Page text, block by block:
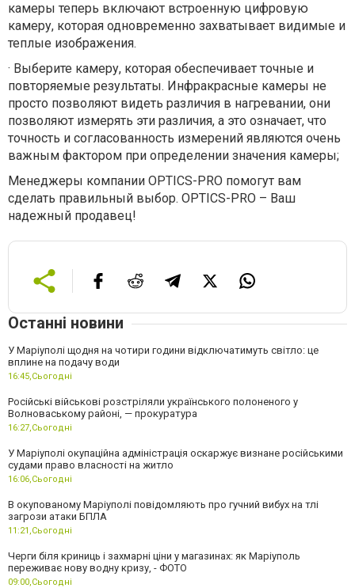
камеры теперь включают встроенную цифровую
камеру, которая одновременно захватывает видимые и
теплые изображения.
· Выберите камеру, которая обеспечивает точные и
повторяемые результаты. Инфракрасные камеры не
просто позволяют видеть различия в нагревании, они
позволяют измерять эти различия, а это означает, что
точность и согласованность измерений являются очень
важным фактором при определении значения камеры;
Менеджеры компании OPTICS-PRO помогут вам
сделать правильный выбор. OPTICS-PRO – Ваш
надежный продавец!
Останні новини
У Маріуполі щодня на чотири години відключатимуть світло: це
вплине на подачу води
16:45,Сьогодні
Російські військові розстріляли українського полоненого у
Волноваському районі, — прокуратура
16:27,Сьогодні
У Маріуполі окупаційна адміністрація оскаржує визнане російськими
судами право власності на житло
16:06,Сьогодні
В окупованому Маріуполі повідомляють про гучний вибух на тлі
загрози атаки БПЛА
11:21,Сьогодні
Черги біля криниць і захмарні ціни у магазинах: як Маріуполь
переживає нову водну кризу, - ФОТО
09:00,Сьогодні